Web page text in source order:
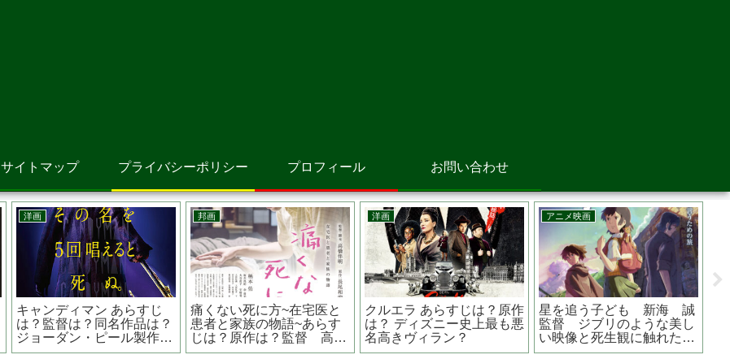
サイトマップ プライバシーポリシー プロフィール お問い合わせ
洋画
メメント 監督は？あの有
名な？？ラストシーンから
巻き戻されるストーリー
邦画
罪の声 あらすじは？実
話？？日本で起きた犯罪が
ベースとなっている？
アニメ映画
ウォーリー あらすじは？
結末はどうなる？主人公の
いる世界は残酷な地球の未
来の姿
洋画
ピーターラビット２／バー
ナバスの誘惑 あらすじは？
原作は？吹替は誰が？？